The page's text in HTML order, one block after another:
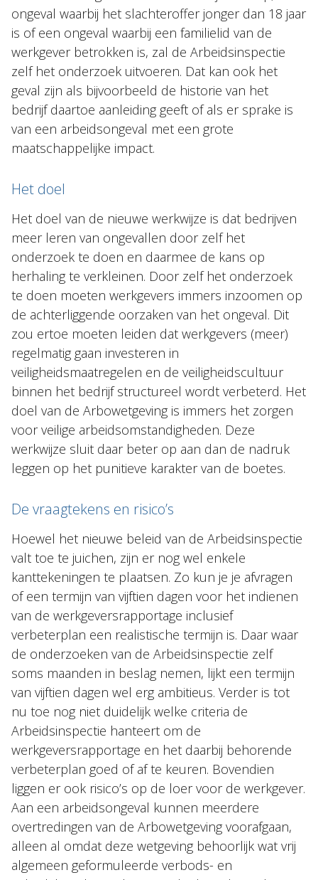
ongeval waarbij het slachteroffer jonger dan 18 jaar
is of een ongeval waarbij een familielid van de
werkgever betrokken is, zal de Arbeidsinspectie
zelf het onderzoek uitvoeren. Dat kan ook het
geval zijn als bijvoorbeeld de historie van het
bedrijf daartoe aanleiding geeft of als er sprake is
van een arbeidsongeval met een grote
maatschappelijke impact.
Het doel
Het doel van de nieuwe werkwijze is dat bedrijven
meer leren van ongevallen door zelf het
onderzoek te doen en daarmee de kans op
herhaling te verkleinen. Door zelf het onderzoek
te doen moeten werkgevers immers inzoomen op
de achterliggende oorzaken van het ongeval. Dit
zou ertoe moeten leiden dat werkgevers (meer)
regelmatig gaan investeren in
veiligheidsmaatregelen en de veiligheidscultuur
binnen het bedrijf structureel wordt verbeterd. Het
doel van de Arbowetgeving is immers het zorgen
voor veilige arbeidsomstandigheden. Deze
werkwijze sluit daar beter op aan dan de nadruk
leggen op het punitieve karakter van de boetes.
De vraagtekens en risico’s
Hoewel het nieuwe beleid van de Arbeidsinspectie
valt toe te juichen, zijn er nog wel enkele
kanttekeningen te plaatsen. Zo kun je je afvragen
of een termijn van vijftien dagen voor het indienen
van de werkgeversrapportage inclusief
verbeterplan een realistische termijn is. Daar waar
de onderzoeken van de Arbeidsinspectie zelf
soms maanden in beslag nemen, lijkt een termijn
van vijftien dagen wel erg ambitieus. Verder is tot
nu toe nog niet duidelijk welke criteria de
Arbeidsinspectie hanteert om de
werkgeversrapportage en het daarbij behorende
verbeterplan goed of af te keuren. Bovendien
liggen er ook risico’s op de loer voor de werkgever.
Aan een arbeidsongeval kunnen meerdere
overtredingen van de Arbowetgeving voorafgaan,
alleen al omdat deze wetgeving behoorlijk wat vrij
algemeen geformuleerde verbods- en